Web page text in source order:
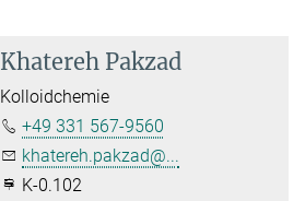
Khatereh Pakzad
Kolloidchemie
+49 331 567-9560
khatereh.pakzad@...
K-0.102